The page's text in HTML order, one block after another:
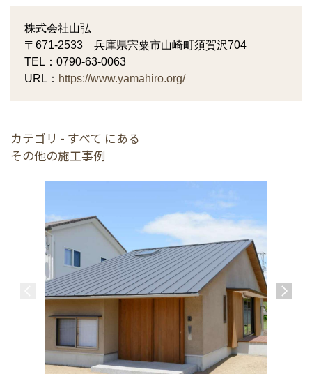
株式会社山弘
〒671-2533 兵庫県宍粟市山崎町須賀沢704
TEL：0790-63-0063
URL： https://www.yamahiro.org/
カテゴリ - すべて にある
その他の施工事例